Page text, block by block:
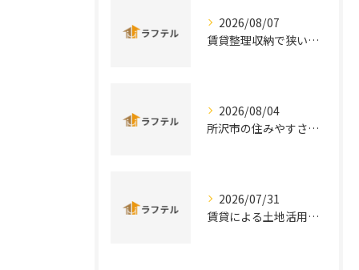
2026/08/07
賃貸整理収納で狭い部屋も片付く効率的な実践術と手軽アイデアまとめ
2026/08/04
所沢市の住みやすさと治安を実データと口コミから徹底比較
2026/07/31
賃貸による土地活用を埼玉県所沢市秩父市の特性から徹底比較し安定収益を実現する方法